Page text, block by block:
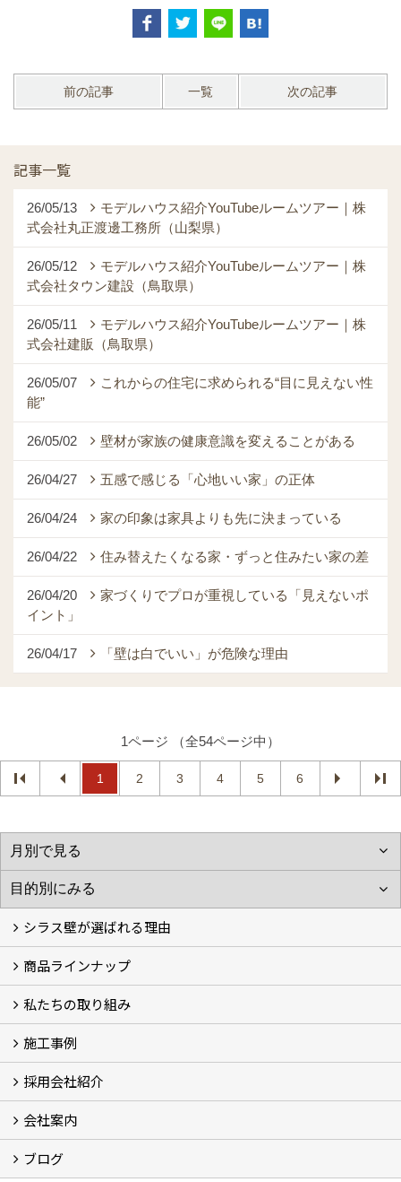
前の記事 一覧 次の記事
記事一覧
26/05/13
モデルハウス紹介YouTubeルームツアー｜株
式会社丸正渡邊工務所（山梨県）
26/05/12
モデルハウス紹介YouTubeルームツアー｜株
式会社タウン建設（鳥取県）
26/05/11
モデルハウス紹介YouTubeルームツアー｜株
式会社建販（鳥取県）
26/05/07
これからの住宅に求められる“目に見えない性
能”
26/05/02 壁材が家族の健康意識を変えることがある
26/04/27 五感で感じる「心地いい家」の正体
26/04/24 家の印象は家具よりも先に決まっている
26/04/22 住み替えたくなる家・ずっと住みたい家の差
26/04/20
家づくりでプロが重視している「見えないポ
イント」
26/04/17 「壁は白でいい」が危険な理由
1ページ （全54ページ中）
1 2 3 4 5 6
シラス壁が選ばれる理由
シラスストーリー
こだわり
シラス壁の驚くべき性能
商品ラインナップ
一覧
内装仕上げ材
外装仕上げ材
舗装材
水性無機高分子系ハイブリッド型塗料
エコリフォーム
消臭壁紙
Q&A
資料PDF
私たちの取り組み
SDGs、GHGへの取り組み (2)
マグマシラス米
特別対談 (2)
高千穂シラス解説ムービー
研究プロジェクト (4)
プロジェクト (3)
施工事例
施工事例
お客様からのお便り
採用会社紹介
採用会社紹介
「鏝人の会」左官店のご紹介
会社案内
会社概要・沿革
代表の実績
製造紹介
ショールーム
アクセス
採用情報
バナーダウンロード
プライバシーポリシー
Takachiho Shirasu Global Site
LINE公式アカウント
ブログ